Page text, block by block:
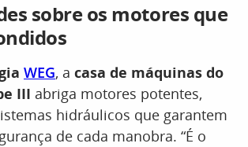
sobre os motores que
WEG, a casa de máquinas do
III abriga motores potentes,
hidráulicos que garantem
de cada manobra. “É o